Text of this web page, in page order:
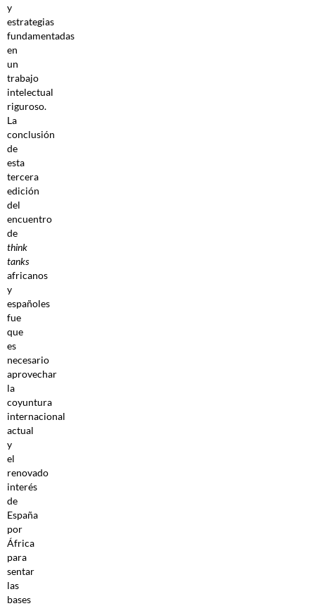
y
estrategias
fundamentadas
en
un
trabajo
intelectual
riguroso.
La
conclusión
de
esta
tercera
edición
del
encuentro
de
think
tanks
africanos
y
españoles
fue
que
es
necesario
aprovechar
la
coyuntura
internacional
actual
y
el
renovado
interés
de
España
por
África
para
sentar
las
bases